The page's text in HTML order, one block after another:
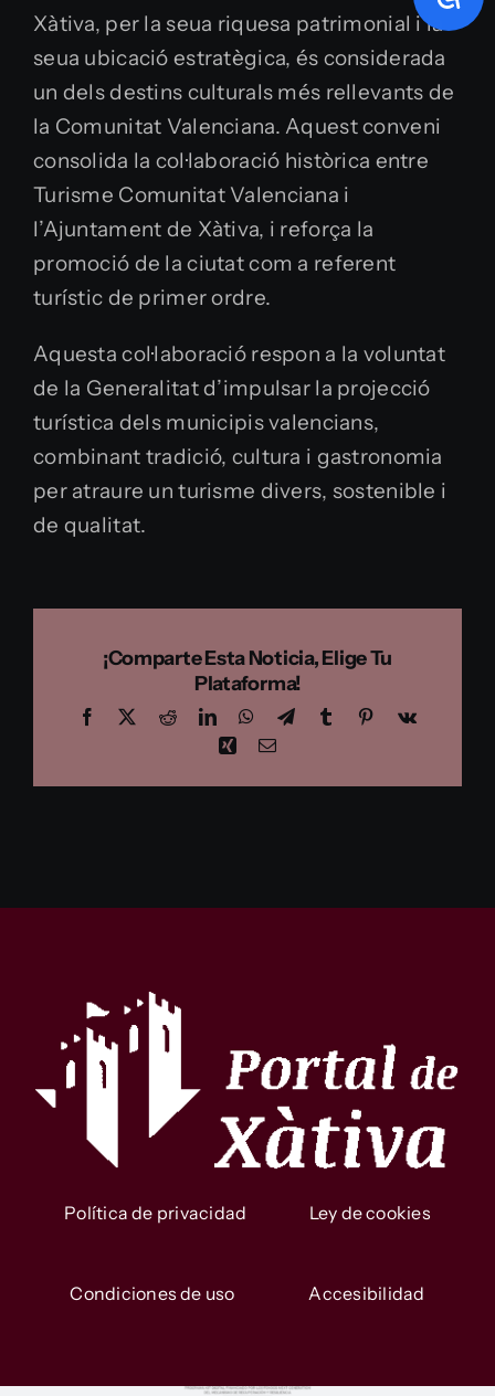
Xàtiva, per la seua riquesa patrimonial i la
seua ubicació estratègica, és considerada
un dels destins culturals més rellevants de
la Comunitat Valenciana. Aquest conveni
consolida la col·laboració històrica entre
Turisme Comunitat Valenciana i
l’Ajuntament de Xàtiva, i reforça la
promoció de la ciutat com a referent
turístic de primer ordre.
Aquesta col·laboració respon a la voluntat
de la Generalitat d’impulsar la projecció
turística dels municipis valencians,
combinant tradició, cultura i gastronomia
per atraure un turisme divers, sostenible i
de qualitat.
¡Comparte Esta Noticia, Elige Tu
Plataforma!
Facebook RedditLinkedInWhatsApp
TelegramTumblr Pinterest
Vk
XingEmail
Política de privacidad Ley de cookies
Condiciones de uso Accesibilidad